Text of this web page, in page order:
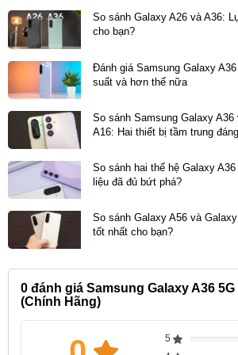
Với dung lượng RAM lên đến 12GB,
A36 5G Cty cho phép người dùng
ứng dụng cùng lúc mà không lo giật
một cách nhanh chóng, nâng cao
giải trí. Người dùng có thể dễ dàng
vừa lướt web, vừa trò chuyện với
gặp bất kỳ trở ngại nào.
So sánh Galaxy A26 và A36:
cho bạn?
Đánh giá Samsung Galaxy
suất và hơn thế nữa
So sánh Samsung Galaxy
A16: Hai thiết bị tầm trung
So sánh hai thế hệ Galaxy
liệu đã đủ bứt phá?
So sánh Galaxy A56 và
tốt nhất cho bạn?
0 đánh giá Samsung Galaxy A36 5G
(Chính Hãng)
5